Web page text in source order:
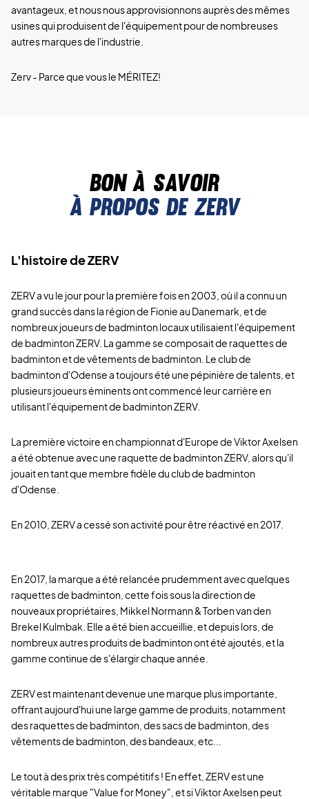
avantageux, et nous nous approvisionnons auprès des mêmes
usines qui produisent de l'équipement pour de nombreuses
autres marques de l'industrie.
Zerv - Parce que vous le MÉRITEZ!
Bon à savoir
À propos de ZERV
L'histoire de ZERV
ZERV a vu le jour pour la première fois en 2003, où il a connu un
grand succès dans la région de Fionie au Danemark, et de
nombreux joueurs de badminton locaux utilisaient l'équipement
de badminton ZERV. La gamme se composait de raquettes de
badminton et de vêtements de badminton. Le club de
badminton d'Odense a toujours été une pépinière de talents, et
plusieurs joueurs éminents ont commencé leur carrière en
utilisant l'équipement de badminton ZERV.
La première victoire en championnat d'Europe de Viktor Axelsen
a été obtenue avec une raquette de badminton ZERV, alors qu'il
jouait en tant que membre fidèle du club de badminton
d'Odense.
En 2010, ZERV a cessé son activité pour être réactivé en 2017.
En 2017, la marque a été relancée prudemment avec quelques
raquettes de badminton, cette fois sous la direction de
nouveaux propriétaires, Mikkel Normann & Torben van den
Brekel Kulmbak. Elle a été bien accueillie, et depuis lors, de
nombreux autres produits de badminton ont été ajoutés, et la
gamme continue de s'élargir chaque année.
ZERV est maintenant devenue une marque plus importante,
offrant aujourd'hui une large gamme de produits, notamment
des raquettes de badminton, des sacs de badminton, des
vêtements de badminton, des bandeaux, etc...
Le tout à des prix très compétitifs ! En effet, ZERV est une
véritable marque "Value for Money", et si Viktor Axelsen peut